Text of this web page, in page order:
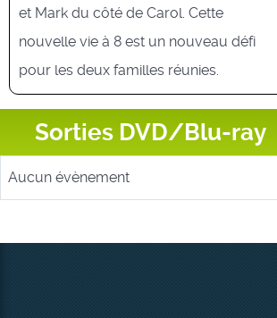
et Mark du côté de Carol. Cette
nouvelle vie à 8 est un nouveau défi
pour les deux familles réunies.
Sorties DVD/Blu-ray
Aucun évènement